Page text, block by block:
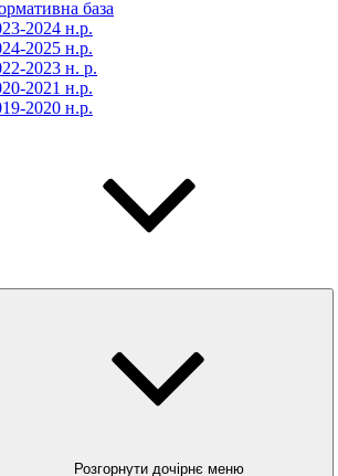
база
2024 н.р.
2025 н.р.
2023 н. р.
2021 н.р.
2020 н.р.
Розгорнути дочірнє меню